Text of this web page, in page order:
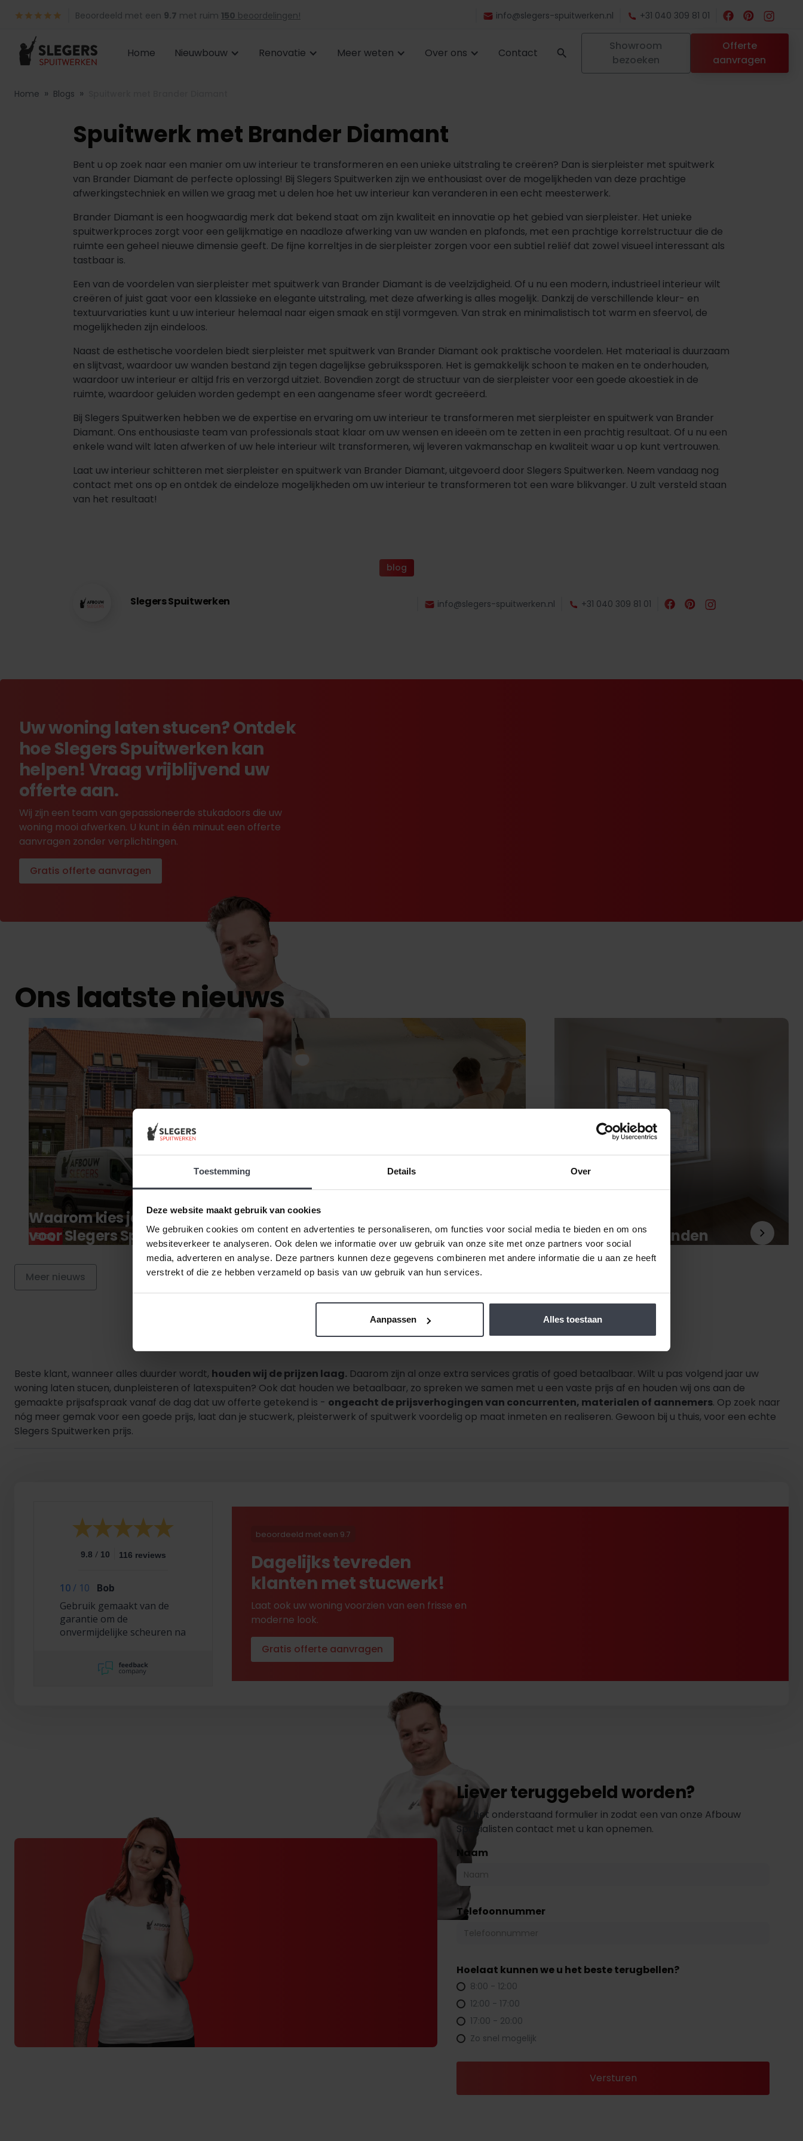
Toestemming Details Over
Deze website maakt gebruik van cookies
We gebruiken cookies om content en advertenties te personaliseren, om functies voor social media te bieden en om ons
websiteverkeer te analyseren. Ook delen we informatie over uw gebruik van onze site met onze partners voor social
media, adverteren en analyse. Deze partners kunnen deze gegevens combineren met andere informatie die u aan ze heeft
verstrekt of die ze hebben verzameld op basis van uw gebruik van hun services.
Aanpassen Alles toestaan
Beoordeeld met een 9.7 met ruim 150 beoordelingen! info@slegers-spuitwerken.nl +31 040 309 81 01
Home Nieuwbouw Renovatie Meer weten Over ons Contact
Showroom
bezoeken
Offerte
aanvragen
Home » Blogs »
Spuitwerk met Brander Diamant
Bent u op zoek naar een manier om uw interieur te transformeren en een unieke uitstraling te creëren? Dan is sierpleister met spuitwerk
van Brander Diamant de perfecte oplossing! Bij Slegers Spuitwerken zijn we enthousiast over de mogelijkheden van deze prachtige
afwerkingstechniek en willen we graag met u delen hoe het uw interieur kan veranderen in een echt meesterwerk.
Brander Diamant is een hoogwaardig merk dat bekend staat om zijn kwaliteit en innovatie op het gebied van sierpleister. Het unieke
spuitwerkproces zorgt voor een gelijkmatige en naadloze afwerking van uw wanden en plafonds, met een prachtige korrelstructuur die de
ruimte een geheel nieuwe dimensie geeft. De fijne korreltjes in de sierpleister zorgen voor een subtiel reliëf dat zowel visueel interessant als
tastbaar is.
Een van de voordelen van sierpleister met spuitwerk van Brander Diamant is de veelzijdigheid. Of u nu een modern, industrieel interieur wilt
creëren of juist gaat voor een klassieke en elegante uitstraling, met deze afwerking is alles mogelijk. Dankzij de verschillende kleur- en
textuurvariaties kunt u uw interieur helemaal naar eigen smaak en stijl vormgeven. Van strak en minimalistisch tot warm en sfeervol, de
mogelijkheden zijn eindeloos.
Naast de esthetische voordelen biedt sierpleister met spuitwerk van Brander Diamant ook praktische voordelen. Het materiaal is duurzaam
en slijtvast, waardoor uw wanden bestand zijn tegen dagelijkse gebruikssporen. Het is gemakkelijk schoon te maken en te onderhouden,
waardoor uw interieur er altijd fris en verzorgd uitziet. Bovendien zorgt de structuur van de sierpleister voor een goede akoestiek in de
ruimte, waardoor geluiden worden gedempt en een aangename sfeer wordt gecreëerd.
Bij Slegers Spuitwerken hebben we de expertise en ervaring om uw interieur te transformeren met sierpleister en spuitwerk van Brander
Diamant. Ons enthousiaste team van professionals staat klaar om uw wensen en ideeën om te zetten in een prachtig resultaat. Of u nu een
enkele wand wilt laten afwerken of uw hele interieur wilt transformeren, wij leveren vakmanschap en kwaliteit waar u op kunt vertrouwen.
Laat uw interieur schitteren met sierpleister en spuitwerk van Brander Diamant, uitgevoerd door Slegers Spuitwerken. Neem vandaag nog
contact met ons op en ontdek de eindeloze mogelijkheden om uw interieur te transformeren tot een ware blikvanger. U zult versteld staan
van het resultaat!
blog
Slegers Spuitwerken info@slegers-spuitwerken.nl +31 040 309 81 01
Uw woning laten stucen? Ontdek
hoe Slegers Spuitwerken kan
helpen! Vraag vrijblijvend uw
offerte aan.
Wij zijn een team van gepassioneerde stukadoors die uw
woning mooi afwerken. U kunt in één minuut een offerte
aanvragen zonder verplichtingen.
Gratis offerte aanvragen
Ons laatste nieuws
Blog
Waarom kies je nou écht
voor Slegers Spuitwerken?
Blog
Wachttijd stukadoor Blog
Behangklare wanden
Meer nieuws
Beste klant, wanneer alles duurder wordt, houden wij de prijzen laag. Daarom zijn al onze extra services gratis of goed betaalbaar. Wilt u pas volgend jaar uw
woning laten stucen, dunpleisteren of latexspuiten? Ook dat houden we betaalbaar, zo spreken we samen met u een vaste prijs af en houden wij ons aan de
gemaakte prijsafspraak vanaf de dag dat uw offerte getekend is - ongeacht de prijsverhogingen van concurrenten, materialen of aannemers. Op zoek naar
nóg meer gemak voor een goede prijs, laat dan je stucwerk, pleisterwerk of spuitwerk voordelig op maat inmeten en realiseren. Gewoon bij u thuis, voor een echte
Slegers Spuitwerken prijs.
9.8 / 10 116 reviews
10/ 10
Bob
Gebruik gemaakt van de
garantie om de
onvermijdelijke scheuren na
en dat hebben ze super
netjes gedaan!
beoordeeld met een 9.7
Dagelijks tevreden
klanten met stucwerk!
Laat ook uw woning voorzien van een frisse en
moderne look.
Gratis offerte aanvragen
Liever teruggebeld worden?
Vul het onderstaand formulier in zodat een van onze Afbouw
Specialisten contact met u kan opnemen.
Naam
Telefoonnummer
Hoelaat kunnen we u het beste terugbellen?
8:00 - 12:00
12:00 - 17:00
17:00 - 20:00
Zo snel mogelijk